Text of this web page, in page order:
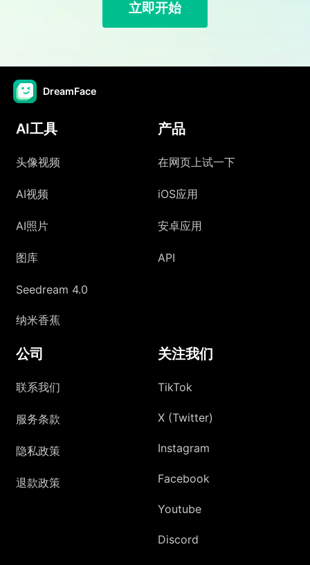
立即开始
DreamFace
AI工具
头像视频
AI视频
AI照片
图库
Seedream 4.0
纳米香蕉
产品
在网页上试一下
iOS应用
安卓应用
API
公司
联系我们
服务条款
隐私政策
退款政策
关注我们
TikTok
X (Twitter)
Instagram
Facebook
Youtube
Discord